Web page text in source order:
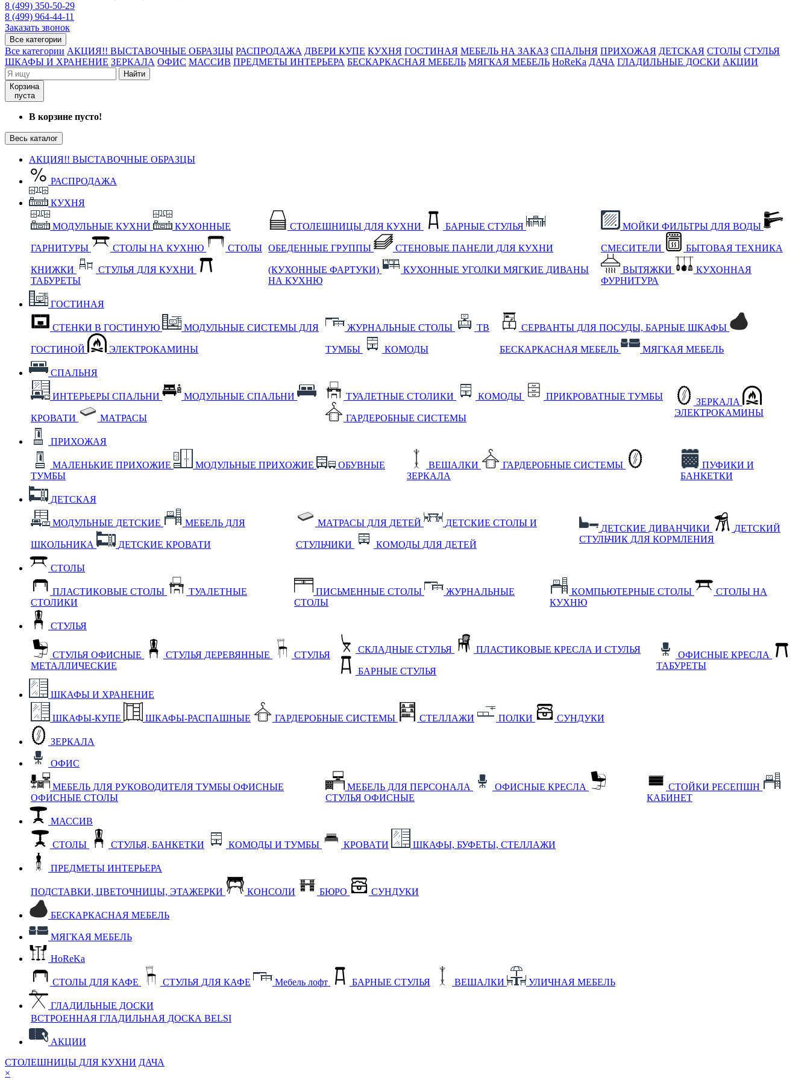
8 (499) 350-50-29
8 (499) 964-44-11
Заказать звонок
Все категории
Все категории АКЦИЯ!! ВЫСТАВОЧНЫЕ ОБРАЗЦЫ РАСПРОДАЖА ДВЕРИ КУПЕ КУХНЯ ГОСТИНАЯ МЕБЕЛЬ НА ЗАКАЗ СПАЛЬНЯ ПРИХОЖАЯ ДЕТСКАЯ СТОЛЫ СТУЛЬЯ
ШКАФЫ И ХРАНЕНИЕ ЗЕРКАЛА ОФИС МАССИВ ПРЕДМЕТЫ ИНТЕРЬЕРА БЕСКАРКАСНАЯ МЕБЕЛЬ МЯГКАЯ МЕБЕЛЬ HoReKa ДАЧА ГЛАДИЛЬНЫЕ ДОСКИ АКЦИИ
Найти
Корзина
пуста
В корзине пусто!
Весь каталог
АКЦИЯ!! ВЫСТАВОЧНЫЕ ОБРАЗЦЫ
РАСПРОДАЖА
КУХНЯ
МОДУЛЬНЫЕ КУХНИ КУХОННЫЕ
ГАРНИТУРЫ СТОЛЫ НА КУХНЮ СТОЛЫ
КНИЖКИ
СТУЛЬЯ ДЛЯ КУХНИ
ТАБУРЕТЫ
СТОЛЕШНИЦЫ ДЛЯ КУХНИ БАРНЫЕ СТУЛЬЯ
ОБЕДЕННЫЕ ГРУППЫ СТЕНОВЫЕ ПАНЕЛИ ДЛЯ КУХНИ
(КУХОННЫЕ ФАРТУКИ) КУХОННЫЕ УГОЛКИ МЯГКИЕ ДИВАНЫ
НА КУХНЮ
МОЙКИ ФИЛЬТРЫ ДЛЯ ВОДЫ
СМЕСИТЕЛИ БЫТОВАЯ ТЕХНИКА
ВЫТЯЖКИ
КУХОННАЯ
ФУРНИТУРА
ГОСТИНАЯ
СТЕНКИ В ГОСТИНУЮ МОДУЛЬНЫЕ СИСТЕМЫ ДЛЯ
ГОСТИНОЙ ЭЛЕКТРОКАМИНЫ
ЖУРНАЛЬНЫЕ СТОЛЫ ТВ
ТУМБЫ КОМОДЫ
СЕРВАНТЫ ДЛЯ ПОСУДЫ, БАРНЫЕ ШКАФЫ
БЕСКАРКАСНАЯ МЕБЕЛЬ МЯГКАЯ МЕБЕЛЬ
СПАЛЬНЯ
ИНТЕРЬЕРЫ СПАЛЬНИ МОДУЛЬНЫЕ СПАЛЬНИ
КРОВАТИ МАТРАСЫ
ТУАЛЕТНЫЕ СТОЛИКИ КОМОДЫ ПРИКРОВАТНЫЕ ТУМБЫ
ГАРДЕРОБНЫЕ СИСТЕМЫ
ЗЕРКАЛА
ЭЛЕКТРОКАМИНЫ
ПРИХОЖАЯ
МАЛЕНЬКИЕ ПРИХОЖИЕ МОДУЛЬНЫЕ ПРИХОЖИЕ
ОБУВНЫЕ
ТУМБЫ
ВЕШАЛКИ
ГАРДЕРОБНЫЕ СИСТЕМЫ
ЗЕРКАЛА
ПУФИКИ И
БАНКЕТКИ
ДЕТСКАЯ
МОДУЛЬНЫЕ ДЕТСКИЕ МЕБЕЛЬ ДЛЯ
ШКОЛЬНИКА ДЕТСКИЕ КРОВАТИ
МАТРАСЫ ДЛЯ ДЕТЕЙ ДЕТСКИЕ СТОЛЫ И
СТУЛЬЧИКИ КОМОДЫ ДЛЯ ДЕТЕЙ
ДЕТСКИЕ ДИВАНЧИКИ
ДЕТСКИЙ
СТУЛЬЧИК ДЛЯ КОРМЛЕНИЯ
СТОЛЫ
ПЛАСТИКОВЫЕ СТОЛЫ
ТУАЛЕТНЫЕ
СТОЛИКИ
ПИСЬМЕННЫЕ СТОЛЫ
ЖУРНАЛЬНЫЕ
СТОЛЫ
КОМПЬЮТЕРНЫЕ СТОЛЫ
СТОЛЫ НА
КУХНЮ
СТУЛЬЯ
СТУЛЬЯ ОФИСНЫЕ СТУЛЬЯ ДЕРЕВЯННЫЕ
СТУЛЬЯ
МЕТАЛЛИЧЕСКИЕ
СКЛАДНЫЕ СТУЛЬЯ ПЛАСТИКОВЫЕ КРЕСЛА И СТУЛЬЯ
БАРНЫЕ СТУЛЬЯ
ОФИСНЫЕ КРЕСЛА
ТАБУРЕТЫ
ШКАФЫ И ХРАНЕНИЕ
ШКАФЫ-КУПЕ ШКАФЫ-РАСПАШНЫЕ ГАРДЕРОБНЫЕ СИСТЕМЫ СТЕЛЛАЖИ ПОЛКИ СУНДУКИ
ЗЕРКАЛА
ОФИС
МЕБЕЛЬ ДЛЯ РУКОВОДИТЕЛЯ ТУМБЫ ОФИСНЫЕ
ОФИСНЫЕ СТОЛЫ
МЕБЕЛЬ ДЛЯ ПЕРСОНАЛА
ОФИСНЫЕ КРЕСЛА
СТУЛЬЯ ОФИСНЫЕ
СТОЙКИ РЕСЕПШН
КАБИНЕТ
МАССИВ
СТОЛЫ СТУЛЬЯ, БАНКЕТКИ КОМОДЫ И ТУМБЫ КРОВАТИ ШКАФЫ, БУФЕТЫ, СТЕЛЛАЖИ
ПРЕДМЕТЫ ИНТЕРЬЕРА
ПОДСТАВКИ, ЦВЕТОЧНИЦЫ, ЭТАЖЕРКИ КОНСОЛИ БЮРО СУНДУКИ
БЕСКАРКАСНАЯ МЕБЕЛЬ
МЯГКАЯ МЕБЕЛЬ
HoReKa
СТОЛЫ ДЛЯ КАФЕ СТУЛЬЯ ДЛЯ КАФЕ Мебель лофт БАРНЫЕ СТУЛЬЯ ВЕШАЛКИ УЛИЧНАЯ МЕБЕЛЬ
ГЛАДИЛЬНЫЕ ДОСКИ
ВСТРОЕННАЯ ГЛАДИЛЬНАЯ ДОСКА BELSI
АКЦИИ
СТОЛЕШНИЦЫ ДЛЯ КУХНИ ДАЧА
×